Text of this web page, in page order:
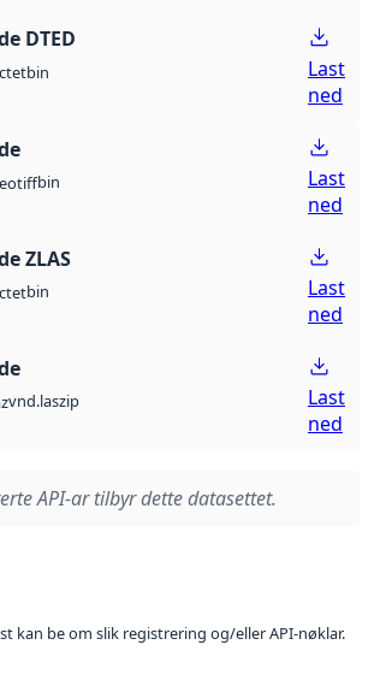
DTED
bin
Last
ned
bin
Last
ned
ZLAS
bin
Last
ned
vnd.laszip
Last
ned
API-ar tilbyr dette datasettet.
kan be om slik registrering og/eller API-nøklar.